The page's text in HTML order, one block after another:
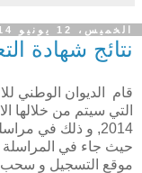
الخميس، 12 يونيو 2014
نتائج شهادة
قام الديوان الوطني
التي سيتم من خلالها
2014, و ذلك في مراسلة الى جميع مديريات التربية عبر الوطن.
حيث جاء في المراسلة
موقع التسجيل و سحب